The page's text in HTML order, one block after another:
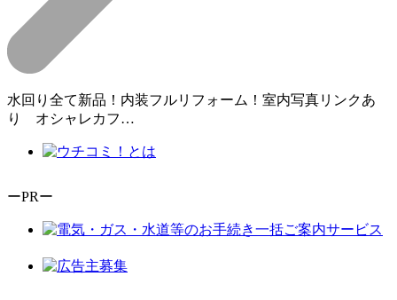
水回り全て新品！内装フルリフォーム！室内写真リンクあ
り オシャレカフ…
ーPRー